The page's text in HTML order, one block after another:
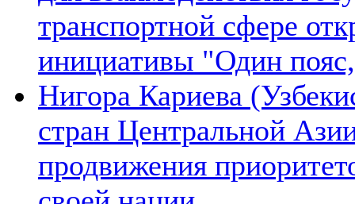
транспортной сфере
инициативы "Один
Нигора Кариева
стран Центральной
продвижения